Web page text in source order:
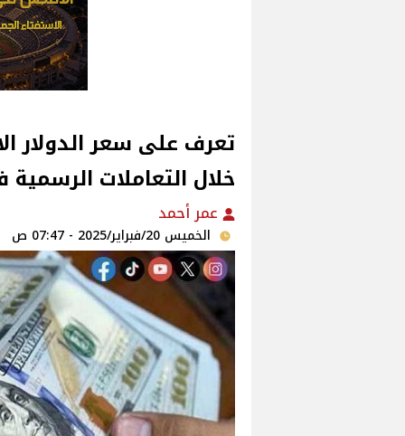
خلال التعاملات
عمر أحمد
الخميس 20/فبراير/2025 - 07:47 ص